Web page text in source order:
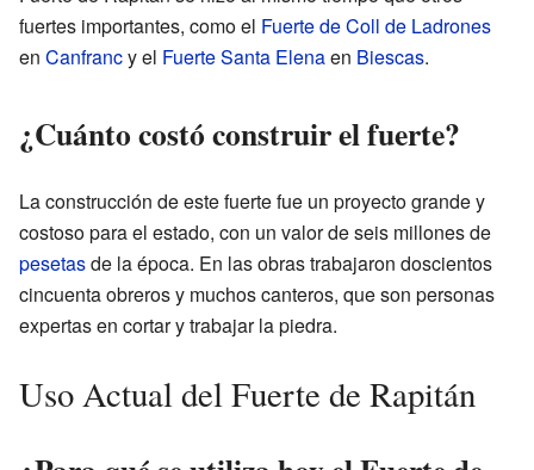
fuertes importantes, como el Fuerte de Coll de Ladrones
en Canfrancy el Fuerte Santa Elenaen Biescas.
¿Cuánto costó construir el fuerte?
La construcción de este fuerte fue un proyecto grande y
costoso para el estado, con un valor de seis millones de
pesetasde la época. En las obras trabajaron doscientos
cincuenta obreros y muchos canteros, que son personas
expertas en cortar y trabajar la piedra.
Uso Actual del Fuerte de Rapitán